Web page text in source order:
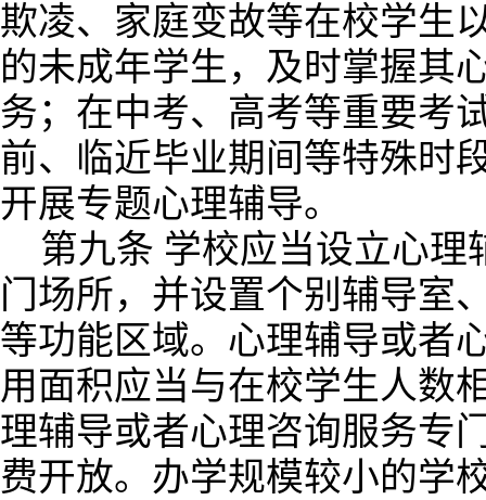
欺凌、家庭变故等在校学生
的未成年学生，及时掌握其
务；在中考、高考等重要考
前、临近毕业期间等特殊时
开展专题心理辅导。
第九条 学校应当设立心
门场所，并设置个别辅导室
等功能区域。心理辅导或者
用面积应当与在校学生人数
理辅导或者心理咨询服务专
费开放。办学规模较小的学